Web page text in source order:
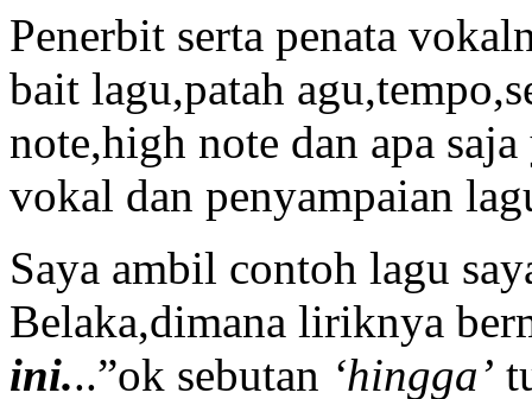
Penerbit serta penata
bait lagu,patah
note,high note dan apa
vokal dan penyampaian
Saya ambil contoh lagu
Belaka,dimana liriknya
ini...”ok sebutan ‘hingga’